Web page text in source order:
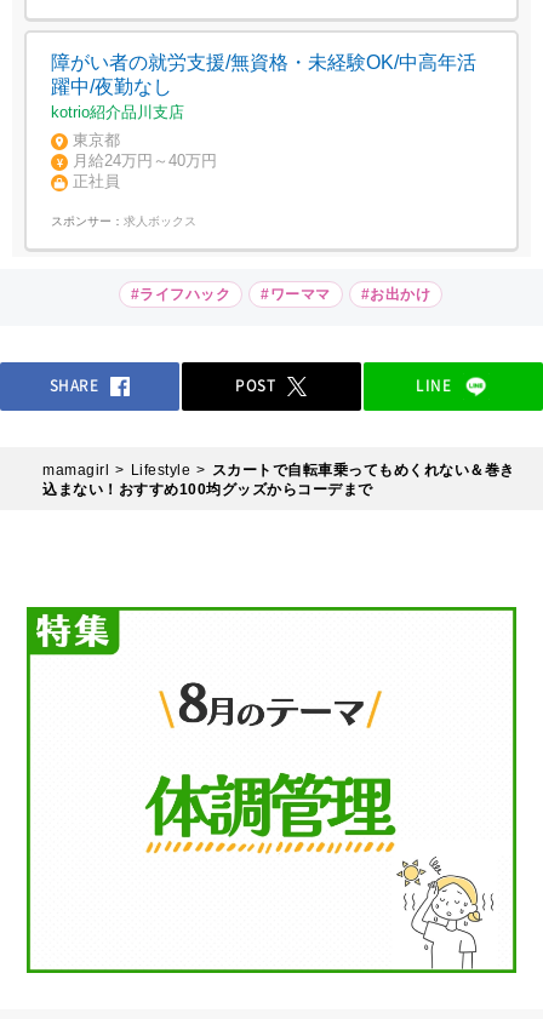
障がい者の就労支援/無資格・未経験OK/中高年活
躍中/夜勤なし
kotrio紹介品川支店
東京都
月給24万円～40万円
正社員
スポンサー： 求人ボックス
#ライフハック #ワーママ #お出かけ
SHARE POST LINE
mamagirl Lifestyle
スカートで自転車乗ってもめくれない＆巻き
込まない！おすすめ100均グッズからコーデまで